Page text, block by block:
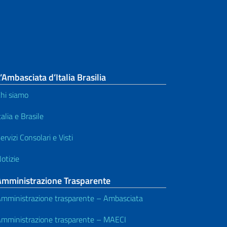
d’Italia Brasilia
siamo
e Brasile
Consolari e Visti
Trasparente
trasparente – Ambasciata
trasparente – MAECI